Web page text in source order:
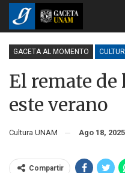
GACETA AL MOMENTO
El remate de
este verano
Cultura UNAM Ago 18, 2025
Compartir